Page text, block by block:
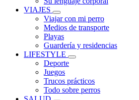
VIAJES
Viajar con mi perro
Medios de transporte
Playas
Guardería y residencias
LIFESTYLE
Deporte
Juegos
Trucos prácticos
Todo sobre perros